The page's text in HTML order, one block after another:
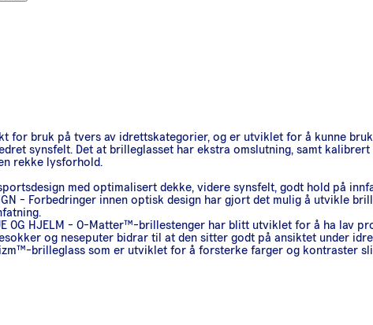
for bruk på tvers av idrettskategorier, og er utviklet for å kunne
synsfelt. Det at brilleglasset har ekstra omslutning, samt
rekke lysforhold.
sportsdesign med optimalisert dekke, videre synsfelt, godt hold på
- Forbedringer innen optisk design har gjort det mulig å
LUE OG HJELM - O-Matter™-brillestenger har blitt utviklet for å ha lav
og neseputer bidrar til at den sitter godt på ansiktet under
Prizm™-brilleglass som er utviklet for å forsterke farger og kontraster